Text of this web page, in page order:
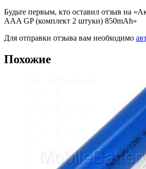
Будьте первым, кто оставил отзыв на
AAA GP (комплект 2 штуки) 850mAh»
Для отправки отзыва вам необходимо
Похожие